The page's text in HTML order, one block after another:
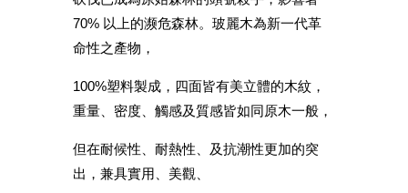
70% 以上的濒危森林。玻麗木為新一代革
命性之產物，
100%塑料製成，四面皆有美立體的木紋，
重量、密度、觸感及質感皆如同原木一般，
但在耐候性、耐熱性、及抗潮性更加的突
出，兼具實用、美觀、